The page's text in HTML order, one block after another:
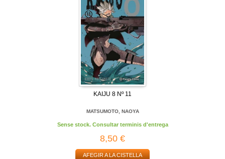
KAIJU 8 Nº 11
MATSUMOTO, NAOYA
Sense stock. Consultar terminis d'entrega
8,50 €
AFEGIR A LA CISTELLA